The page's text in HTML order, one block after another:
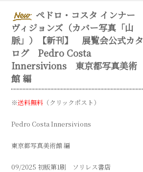
ペドロ・コスタ インナー
ヴィジョンズ（カバー写真「山
脈」）【新刊】 展覧会公式カタ
ログ Pedro Costa
Innersivions 東京都写真美術
館 編
※送料無料 （クリックポスト）
Pedro Costa Innersivions
東京都写真美術館 編
09/2025 初版第1刷 ソリレス書店